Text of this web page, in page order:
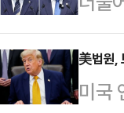
드로
한
히 정
을 경
으로
주자
는 모
양상
美법원,
미국